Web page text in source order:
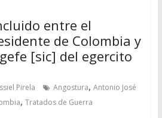
entre el
de Colombia y
[sic] del egercito
Pirela Angostura, Antonio José
, Tratados de Guerra